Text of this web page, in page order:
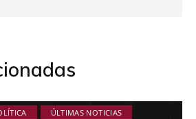
ÚLTIMAS NOTICIAS